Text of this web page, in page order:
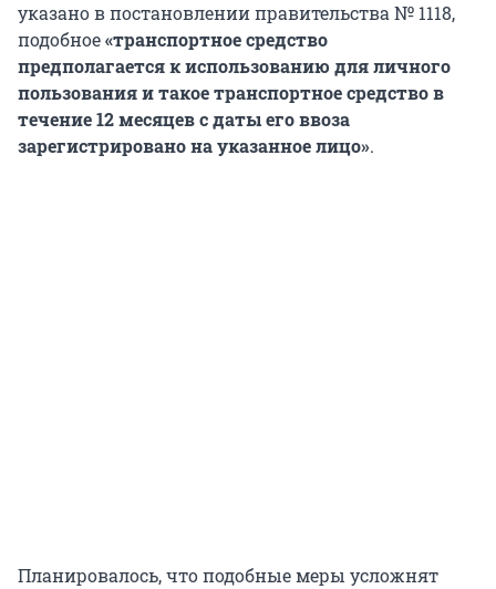
указано в постановлении правительства № 1118,
подобное«транспортное средство
предполагается к использованию для личного
пользования и такое транспортное средство в
течение 12 месяцев с даты его ввоза
зарегистрировано на указанное лицо».
Планировалось, что подобные меры усложнят